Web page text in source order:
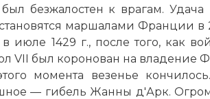
безжалостен к врагам.
маршалами Франции в
июле 1429 г., после того, как
VII был коронован на владение
момента везенье
— гибель Жанны д'Арк.